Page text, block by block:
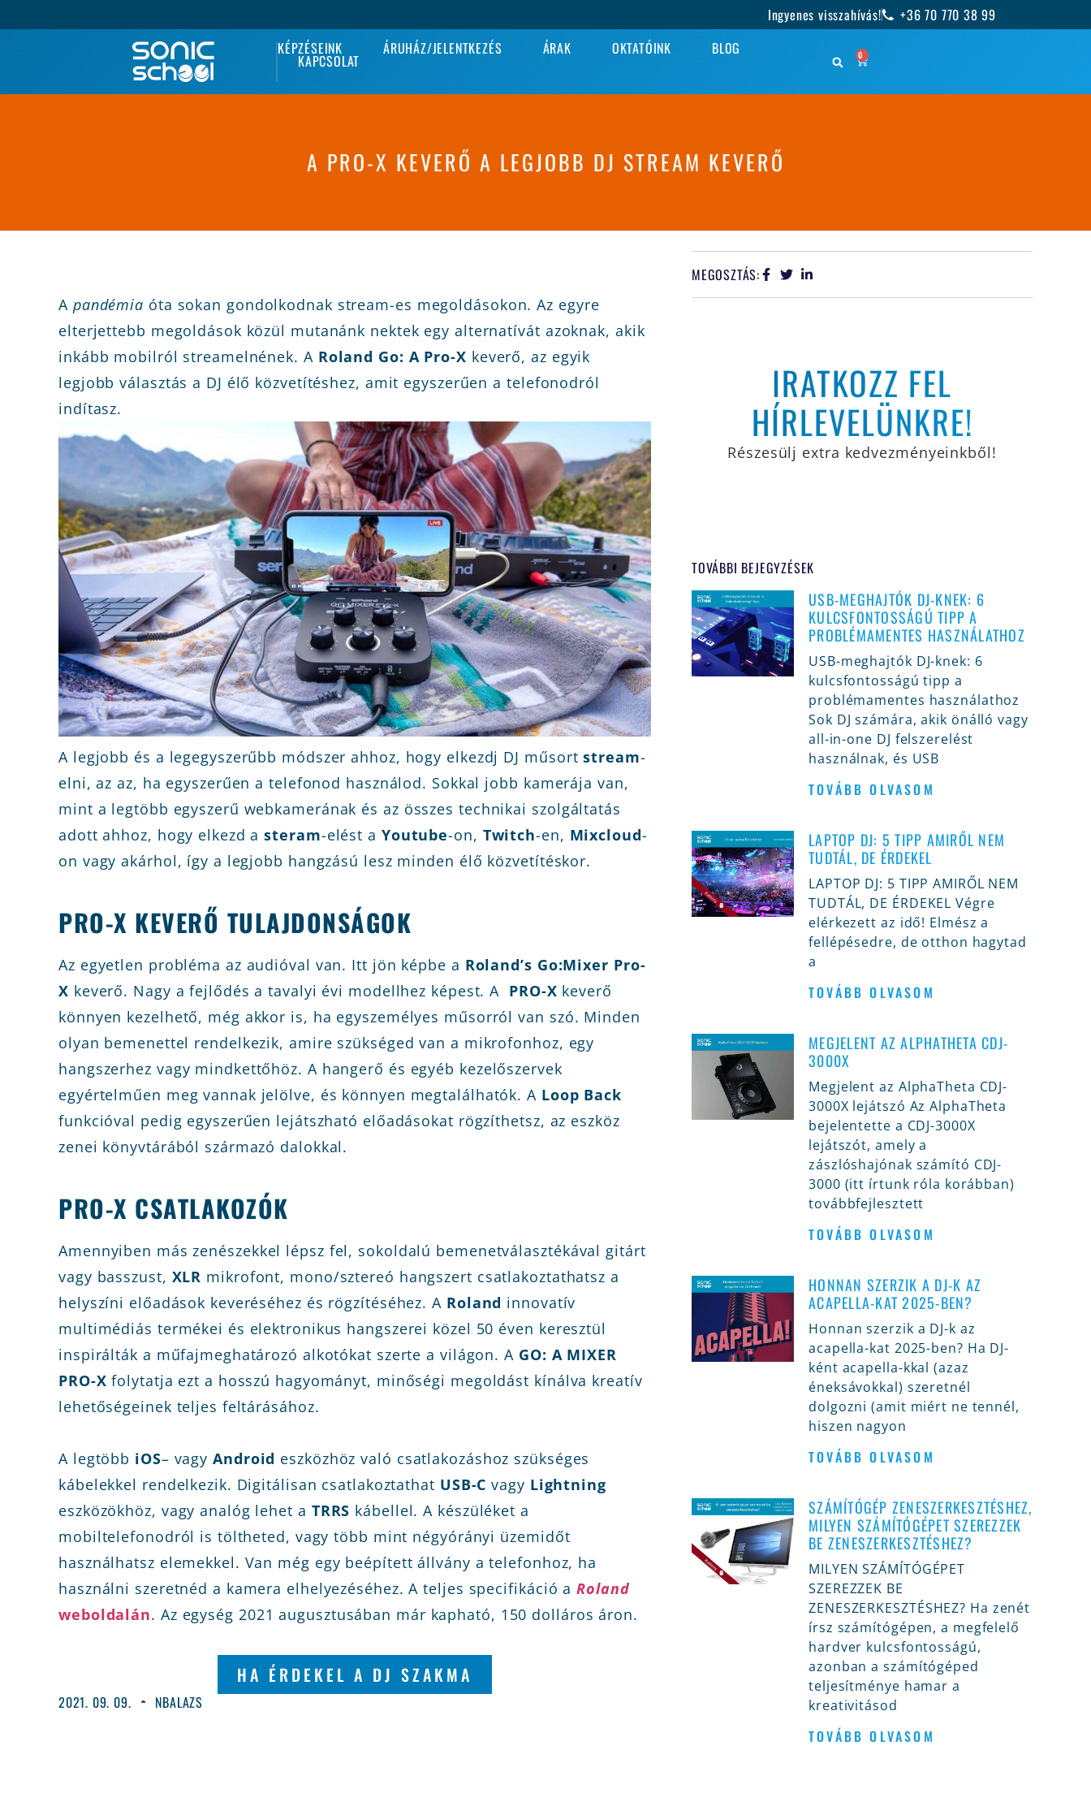
Ingyenes visszahívás!
+36 70 770 38 99
KÉPZÉSEINK
ÁRUHÁZ/JELENTKEZÉS ÁRAK OKTATÓINK BLOG
KAPCSOLAT 0
A PRO-X KEVERŐ A LEGJOBB DJ STREAM KEVERŐ
A pandémia óta sokan gondolkodnak stream-es megoldásokon. Az egyre
elterjettebb megoldások közül mutanánk nektek egy alternatívát azoknak, akik
inkább mobilról streamelnének. A Roland Go: A Pro-X keverő, az egyik
legjobb választás a DJ élő közvetítéshez, amit egyszerűen a telefonodról
indítasz.
A legjobb és a legegyszerűbb módszer ahhoz, hogy elkezdj DJ műsortstream-
elni, az az, ha egyszerűen a telefonod használod. Sokkal jobb kamerája van,
mint a legtöbb egyszerű webkamerának és az összes technikai szolgáltatás
adott ahhoz, hogy elkezd asteram-elést a Youtube-on, Twitch-en, Mixcloud-
on vagy akárhol, így a legjobb hangzású lesz minden élő közvetítéskor.
PRO-X KEVERŐ TULAJDONSÁGOK
Az egyetlen probléma az audióval van. Itt jön képbe a Roland’s Go:Mixer Pro-
X keverő. Nagy a fejlődés a tavalyi évi modellhez képest. A PRO-X keverő
könnyen kezelhető, még akkor is, ha egyszemélyes műsorról van szó. Minden
olyan bemenettel rendelkezik, amire szükséged van a mikrofonhoz, egy
hangszerhez vagy mindkettőhöz. A hangerő és egyéb kezelőszervek
egyértelműen meg vannak jelölve, és könnyen megtalálhatók. A Loop Back
funkcióval pedig egyszerűen lejátszható előadásokat rögzíthetsz, az eszköz
zenei könyvtárából származó dalokkal.
PRO-X CSATLAKOZÓK
Amennyiben más zenészekkel lépsz fel, sokoldalú bemenetválasztékával gitárt
vagy basszust, XLR mikrofont, mono/sztereó hangszert csatlakoztathatsz a
helyszíni előadások keveréséhez és rögzítéséhez. A Roland innovatív
multimédiás termékei és elektronikus hangszerei közel 50 éven keresztül
inspirálták a műfajmeghatározó alkotókat szerte a világon. A GO: A MIXER
PRO-X folytatja ezt a hosszú hagyományt, minőségi megoldást kínálva kreatív
lehetőségeinek teljes feltárásához.
A legtöbb iOS– vagyAndroid eszközhöz való csatlakozáshoz szükséges
kábelekkel rendelkezik. Digitálisan csatlakoztathat USB-C vagy Lightning
eszközökhöz, vagy analóg lehet a TRRS kábellel. A készüléket a
mobiltelefonodról is töltheted, vagy több mint négyórányi üzemidőt
használhatsz elemekkel. Van még egy beépített állvány a telefonhoz, ha
használni szeretnéd a kamera elhelyezéséhez. A teljes specifikáció aRoland
weboldalán. Az egység 2021 augusztusában már kapható, 150 dolláros áron.
HA ÉRDEKEL A DJ SZAKMA
2021. 09. 09. NBALAZS
MEGOSZTÁS:
IRATKOZZ FEL
HÍRLEVELÜNKRE!
Részesülj extra kedvezményeinkből!
TOVÁBBI BEJEGYZÉSEK
USB-MEGHAJTÓK DJ-KNEK: 6
KULCSFONTOSSÁGÚ TIPP A
PROBLÉMAMENTES HASZNÁLATHOZ
USB-meghajtók DJ-knek: 6
kulcsfontosságú tipp a
problémamentes használathoz
Sok DJ számára, akik önálló vagy
all-in-one DJ felszerelést
használnak, és USB
TOVÁBB OLVASOM
LAPTOP DJ: 5 TIPP AMIRŐL NEM
TUDTÁL, DE ÉRDEKEL
LAPTOP DJ: 5 TIPP AMIRŐL NEM
TUDTÁL, DE ÉRDEKEL Végre
elérkezett az idő! Elmész a
fellépésedre, de otthon hagytad
a
TOVÁBB OLVASOM
MEGJELENT AZ ALPHATHETA CDJ-
3000X
Megjelent az AlphaTheta CDJ-
3000X lejátszó Az AlphaTheta
bejelentette a CDJ-3000X
lejátszót, amely a
zászlóshajónak számító CDJ-
3000 (itt írtunk róla korábban)
továbbfejlesztett
TOVÁBB OLVASOM
HONNAN SZERZIK A DJ-K AZ
ACAPELLA-KAT 2025-BEN?
Honnan szerzik a DJ-k az
acapella-kat 2025-ben? Ha DJ-
ként acapella-kkal (azaz
éneksávokkal) szeretnél
dolgozni (amit miért ne tennél,
hiszen nagyon
TOVÁBB OLVASOM
SZÁMÍTÓGÉP ZENESZERKESZTÉSHEZ,
MILYEN SZÁMÍTÓGÉPET SZEREZZEK
BE ZENESZERKESZTÉSHEZ?
MILYEN SZÁMÍTÓGÉPET
SZEREZZEK BE
ZENESZERKESZTÉSHEZ? Ha zenét
írsz számítógépen, a megfelelő
hardver kulcsfontosságú,
azonban a számítógéped
teljesítménye hamar a
kreativitásod
TOVÁBB OLVASOM